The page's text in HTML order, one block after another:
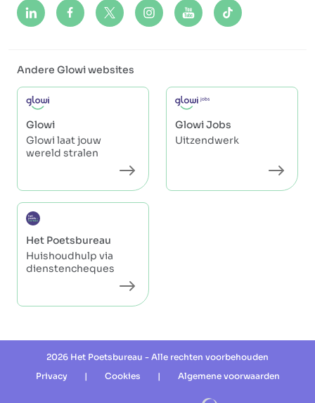
Andere Glowi websites
Glowi
Glowi laat jouw
wereld stralen
Glowi Jobs
Uitzendwerk
Het Poetsbureau
Huishoudhulp via
dienstencheques
2026 Het Poetsbureau - Alle rechten voorbehouden
Privacy
| Cookies | Algemene voorwaarden